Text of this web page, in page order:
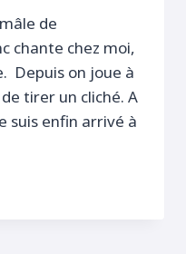
de
chante chez moi,
Depuis on joue à
tirer un cliché. A
suis enfin arrivé à